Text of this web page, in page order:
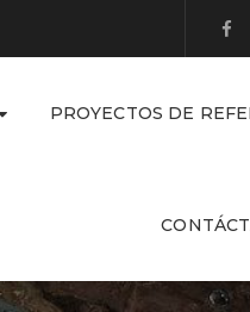
PROYECTOS DE